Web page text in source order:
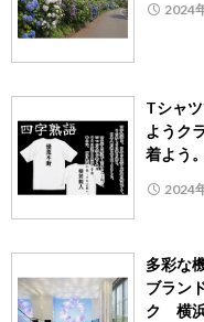
2024
Tシャ
ようク
着よう
2024
多彩な
ブラン
ク 横浜